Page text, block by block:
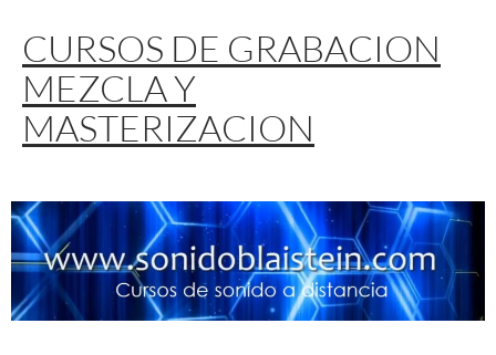
CURSOS DE GRABACION
MEZCLA Y
MASTERIZACION